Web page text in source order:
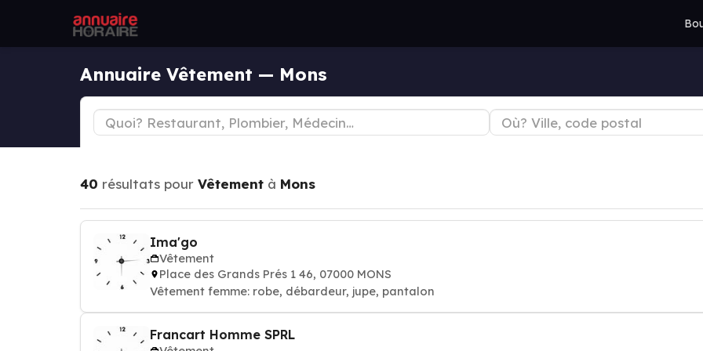
Annuaire Vêtement — Mons
40 résultats pour Vêtement à Mons
Ima'go
Vêtement
Place des Grands Prés 1 46, 07000 MONS
Vêtement femme: robe, débardeur, jupe, pantalon
Francart Homme SPRL